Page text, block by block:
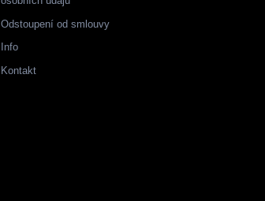
Odstoupení od smlouvy
Info
Kontakt